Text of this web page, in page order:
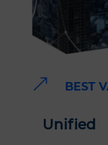
& BEST
Unified